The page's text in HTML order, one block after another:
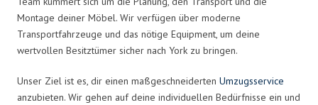
Montage deiner Möbel. Wir verfügen über moderne
Transportfahrzeuge und das nötige Equipment, um deine
wertvollen Besitztümer sicher nach York zu bringen.
Unser Ziel ist es, dir einen maßgeschneiderten Umzugsservice
anzubieten. Wir gehen auf deine individuellen Bedürfnisse ein und